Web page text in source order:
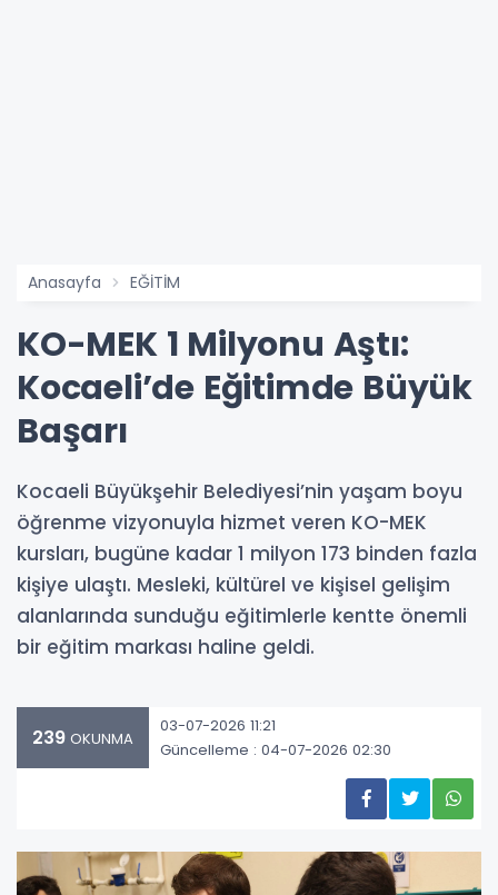
Anasayfa EĞİTİM
KO-MEK 1 Milyonu Aştı:
Kocaeli’de Eğitimde Büyük
Başarı
Kocaeli Büyükşehir Belediyesi’nin yaşam boyu
öğrenme vizyonuyla hizmet veren KO-MEK
kursları, bugüne kadar 1 milyon 173 binden fazla
kişiye ulaştı. Mesleki, kültürel ve kişisel gelişim
alanlarında sunduğu eğitimlerle kentte önemli
bir eğitim markası haline geldi.
239 OKUNMA
03-07-2026 11:21
Güncelleme : 04-07-2026 02:30